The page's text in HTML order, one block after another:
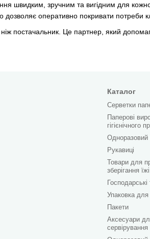
швидким, зручним та вигідним для
дозволяє оперативно покривати потреби
постачальник. Це партнер, який
Каталог
Серветки
Паперові
гігієнічного
Одноразовий
Рукавиці
Товари для
зберігання їжі
Упаковка для
Пакети
Аксесуари
сервірування